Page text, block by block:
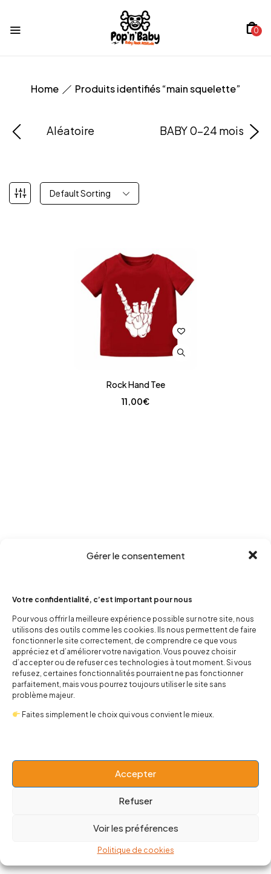
Gérer le consentement
Votre confidentialité, c’est important pour nous
Pour vous offrir la meilleure expérience possible sur notre site, nous
utilisons des outils comme les cookies. Ils nous permettent de faire
fonctionner le site correctement, de comprendre ce que vous
appréciez et d’améliorer votre navigation. Vous pouvez choisir
d’accepter ou de refuser ces technologies à tout moment. Si vous
refusez, certaines fonctionnalités pourraient ne pas fonctionner
parfaitement, mais vous pourrez toujours utiliser le site sans
problème majeur.
Faites simplement le choix qui vous convient le mieux.
Accepter
Refuser
Voir les préférences
Politique de cookies
0
Home Produits identifiés “main squelette”
Aléatoire BABY 0-24 mois
Default Sorting
Rock Hand Tee
11,00€
contact@popnbaby.com
+33 01 64 62 14 89
Follow us